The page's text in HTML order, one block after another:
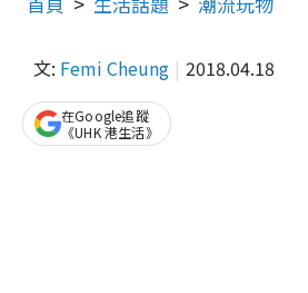
文: Femi Cheung 2018.04.18
在Google追蹤
《UHK 港生活》